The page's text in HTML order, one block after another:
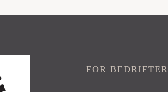
FOR BEDRIFTER